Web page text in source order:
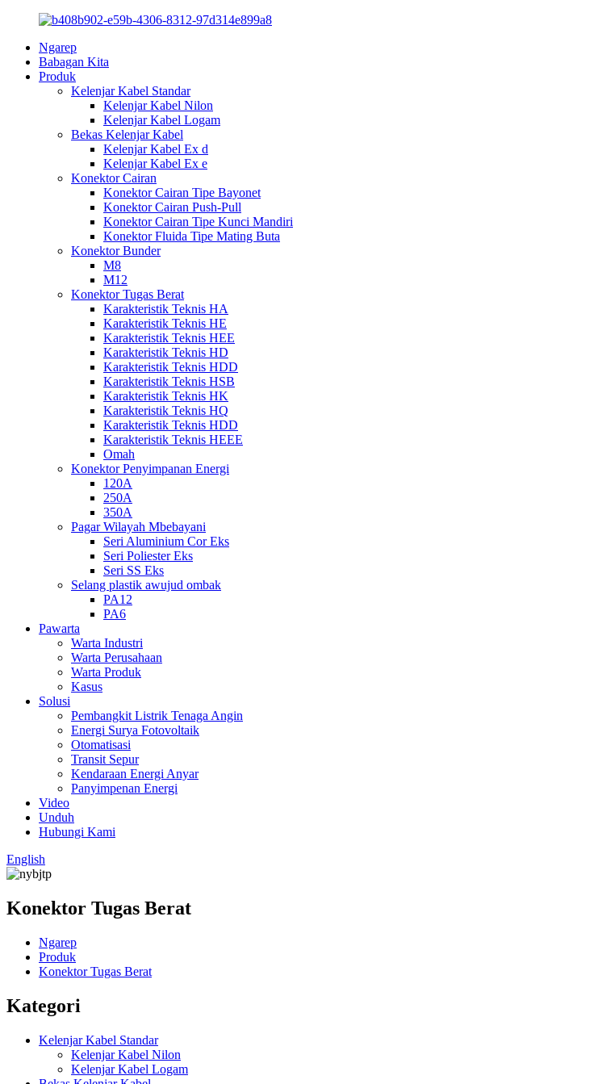
Ngarep
Babagan Kita
Produk
Kelenjar Kabel Standar
Kelenjar Kabel Nilon
Kelenjar Kabel Logam
Bekas Kelenjar Kabel
Kelenjar Kabel Ex d
Kelenjar Kabel Ex e
Konektor Cairan
Konektor Cairan Tipe Bayonet
Konektor Cairan Push-Pull
Konektor Cairan Tipe Kunci Mandiri
Konektor Fluida Tipe Mating Buta
Konektor Bunder
M8
M12
Konektor Tugas Berat
Karakteristik Teknis HA
Karakteristik Teknis HE
Karakteristik Teknis HEE
Karakteristik Teknis HD
Karakteristik Teknis HDD
Karakteristik Teknis HSB
Karakteristik Teknis HK
Karakteristik Teknis HQ
Karakteristik Teknis HDD
Karakteristik Teknis HEEE
Omah
Konektor Penyimpanan Energi
120A
250A
350A
Pagar Wilayah Mbebayani
Seri Aluminium Cor Eks
Seri Poliester Eks
Seri SS Eks
Selang plastik awujud ombak
PA12
PA6
Pawarta
Warta Industri
Warta Perusahaan
Warta Produk
Kasus
Solusi
Pembangkit Listrik Tenaga Angin
Energi Surya Fotovoltaik
Otomatisasi
Transit Sepur
Kendaraan Energi Anyar
Panyimpenan Energi
Video
Unduh
Hubungi Kami
English
Konektor Tugas Berat
Ngarep
Produk
Konektor Tugas Berat
Kategori
Kelenjar Kabel Standar
Kelenjar Kabel Nilon
Kelenjar Kabel Logam